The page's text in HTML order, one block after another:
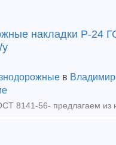
накладки Р-24
в